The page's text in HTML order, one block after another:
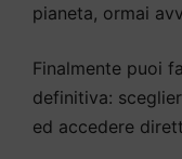
pianeta, ormai
Finalmente puoi
definitiva:
ed accedere